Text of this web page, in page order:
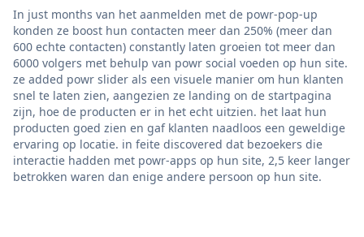
In just months van het aanmelden met de powr-pop-up
konden ze boost hun contacten meer dan 250% (meer dan
600 echte contacten) constantly laten groeien tot meer dan
6000 volgers met behulp van powr social voeden op hun site.
ze added powr slider als een visuele manier om hun klanten
snel te laten zien, aangezien ze landing on de startpagina
zijn, hoe de producten er in het echt uitzien. het laat hun
producten goed zien en gaf klanten naadloos een geweldige
ervaring op locatie. in feite discovered dat bezoekers die
interactie hadden met powr-apps op hun site, 2,5 keer langer
betrokken waren dan enige andere persoon op hun site.